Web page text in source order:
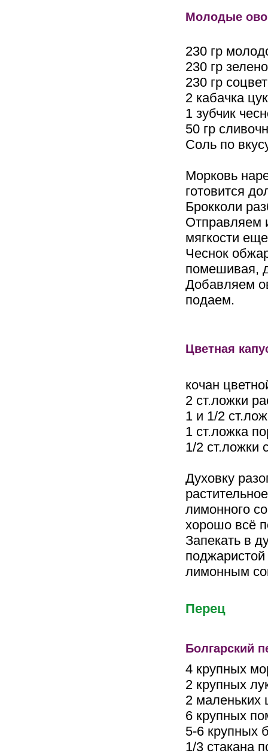
Молодые
230 гр
230 гр
230 гр
2 кабачка
1 зубчик
50 гр
Соль по
Морковь
готовится
Брокколи
Отправляем
мягкости
Чеснок
помешивая,
Добавляем
подаем.
Цветная
кочан
2 ст.ложки
1 и 1/2
1 ст.ложка
1/2 ст.ложки
Духовку
лимонного
хорошо всё
Запекать в
лимонным
Перец
Болгарский
4 крупных
2 крупных
2 маленьких
6 крупных
5-6 крупных
1/3 стакана